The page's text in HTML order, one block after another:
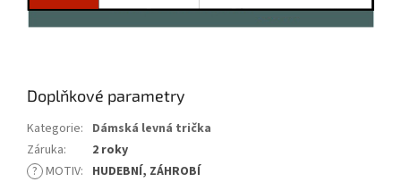
Doplňkové parametry
Kategorie: Dámská levná trička
Záruka:
2 roky
? MOTIV: HUDEBNÍ, ZÁHROBÍ